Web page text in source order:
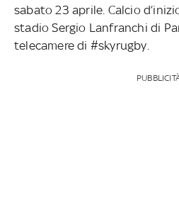
sabato 23 aprile. Calcio
stadio Sergio Lanfranchi di
telecamere di #skyrugby.